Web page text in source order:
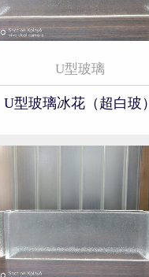
U型玻璃
U型玻璃冰花（超白玻）